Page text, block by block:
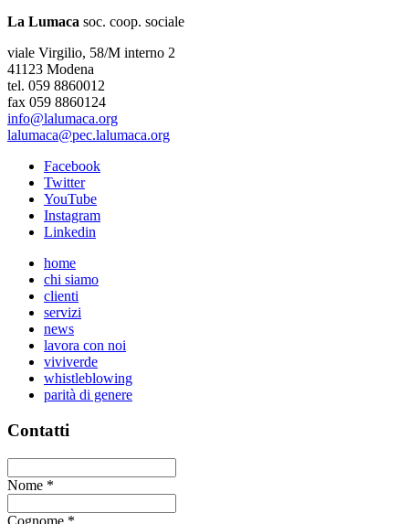
La Lumaca soc. coop. sociale
viale Virgilio, 58/M interno 2
41123 Modena
tel. 059 8860012
fax 059 8860124
info@lalumaca.org
lalumaca@pec.lalumaca.org
Facebook
Twitter
YouTube
Instagram
Linkedin
home
chi siamo
clienti
servizi
news
lavora con noi
viviverde
whistleblowing
parità di genere
Contatti
Nome *
Cognome *